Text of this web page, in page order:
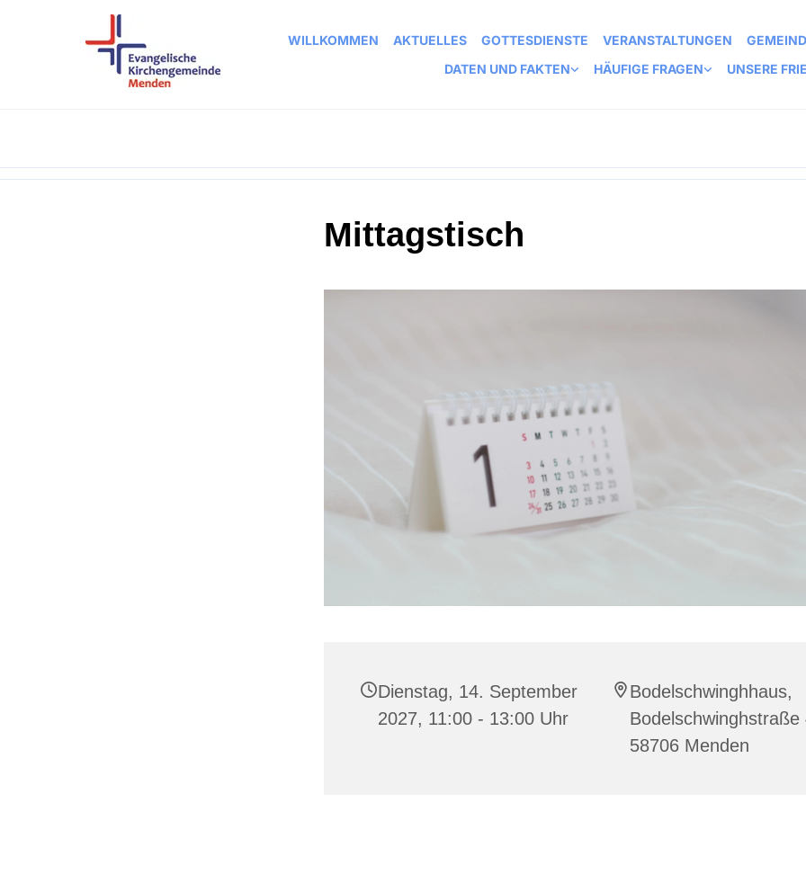
WILLKOMMEN AKTUELLES GOTTESDIENSTE VERANSTALTUNGEN
DATEN UND FAKTEN
HÄUFIGE FRAGEN UNSERE
Mittagstisch
Dienstag, 14. September
2027, 11:00 - 13:00 Uhr
Bodelschwinghhaus,
Bodelschwinghstraße
58706 Menden